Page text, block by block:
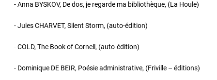
- Anna BYSKOV, De dos, je regarde ma bibliothèque, (La Houle)
- Jules CHARVET, Silent Storm, (auto-édition)
- COLD, The Book of Cornell, (auto-édition)
- Dominique DE BEIR, Poésie administrative, (Friville – éditions)